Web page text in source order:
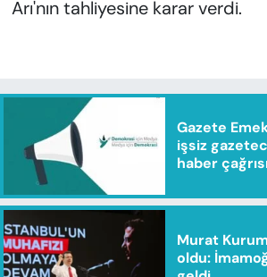
Arı'nın tahliyesine karar verdi.
Gazete
işsiz
haber
Murat
oldu: